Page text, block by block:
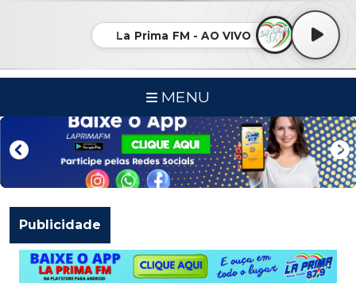
La Prima FM - AO VIVO
MENU
Publicidade